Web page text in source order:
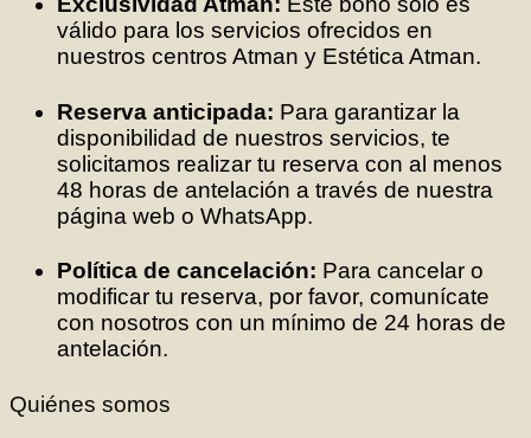
válido para los servicios ofrecidos en
nuestros centros Atman y Estética Atman.
Reserva anticipada: Para garantizar la
disponibilidad de nuestros servicios, te
solicitamos realizar tu reserva con al menos
48 horas de antelación a través de nuestra
página web o WhatsApp.
Política de cancelación: Para cancelar o
modificar tu reserva, por favor, comunícate
con nosotros con un mínimo de 24 horas de
antelación.
Quiénes somos